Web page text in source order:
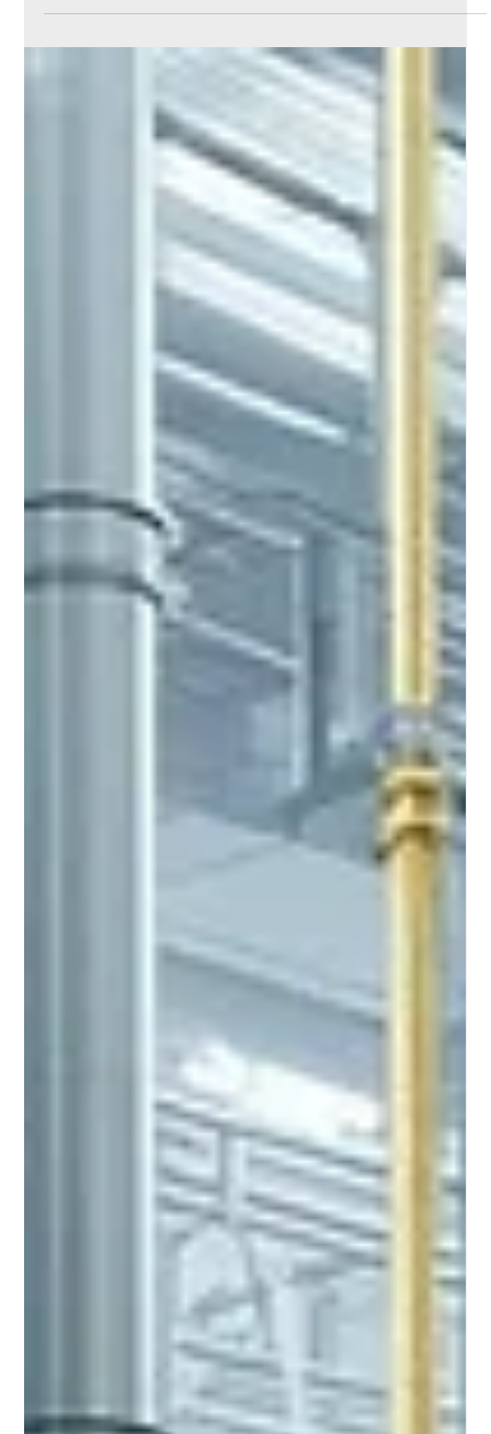
значение гидроксида натрия
Каустическая сода (гидроксид натрия, NaOH) является одним
из ключевых химических реагентов в промышленной
водоподготовке и очистке сточных вод. Благодаря высокой
щелочности и эффективной способности нейтрализовать
кислоты, регулировать уровень pH, удалять тяжелые
металлы и улучшать процессы очистки, она широко
применяется в нефтехимической, энергетической, пищевой
и металлургической промышленности.